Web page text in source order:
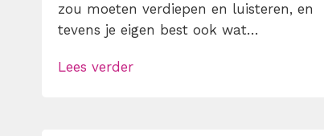
zou moeten verdiepen en luisteren, en
tevens je eigen best ook wat
Lees verder